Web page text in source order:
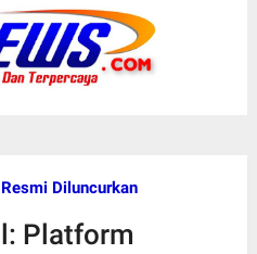
Diluncurkan
Platform